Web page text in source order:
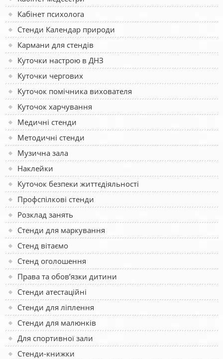
Кабінет психолога
Стенди Календар природи
Кармани для стендів
Куточки настрою в ДНЗ
Куточки чергових
Куточок помічника вихователя
Куточок харчування
Медичні стенди
Методичні стенди
Музична зала
Наклейки
Куточок безпеки життєдіяльності
Профспілкові стенди
Розклад занять
Стенди для маркування
Стенд вітаємо
Стенд оголошення
Права та обов’язки дитини
Стенди атестаційні
Стенди для ліплення
Стенди для малюнків
Для спортивної зали
Стенди-книжки